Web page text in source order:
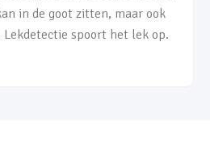
in de goot zitten, maar ook
spoort het lek op.